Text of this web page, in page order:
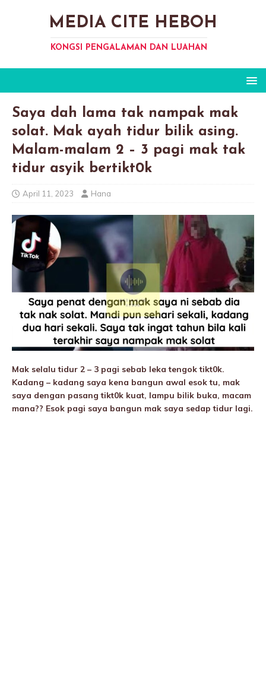
MEDIA CITE HEBOH
KONGSI PENGALAMAN DAN LUAHAN
Saya dah lama tak nampak mak
solat. Mak ayah tidur bilik asing.
Malam-malam 2 – 3 pagi mak tak
tidur asyik bertikt0k
April 11, 2023 Hana
Mak selalu tidur 2 – 3 pagi sebab leka tengok tikt0k.
Kadang – kadang saya kena bangun awal esok tu, mak
saya dengan pasang tikt0k kuat, lampu bilik buka, macam
mana?? Esok pagi saya bangun mak saya sedap tidur lagi.